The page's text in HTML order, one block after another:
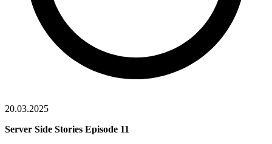
20.03.2025
Server Side Stories Episode 11